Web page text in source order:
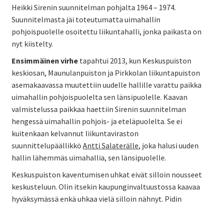
Heikki Sirenin suunnitelman pohjalta 1964 – 1974.
Suunnitelmasta jäi toteutumatta uimahallin
pohjoispuolelle osoitettu liikuntahalli, jonka paikasta on
nyt kiistelty.
Ensimmäinen virhe tapahtui 2013, kun Keskuspuiston
keskiosan, Maunulanpuiston ja Pirkkolan liikuntapuiston
asemakaavassa muutettiin uudelle hallille varattu paikka
uimahallin pohjoispuolelta sen länsipuolelle. Kaavan
valmistelussa paikkaa haettiin Sirenin suunnitelman
hengessä uimahallin pohjois- ja eteläpuolelta. Se ei
kuitenkaan kelvannut liikuntaviraston
suunnittelupäällikkö Antti Salaterälle, joka halusi uuden
hallin lähemmäs uimahallia, sen länsipuolelle.
Keskuspuiston kaventumisen uhkat eivät silloin nousseet
keskusteluun. Olin itsekin kaupunginvaltuustossa kaavaa
hyväksymässä enkä uhkaa vielä silloin nähnyt. Pidin